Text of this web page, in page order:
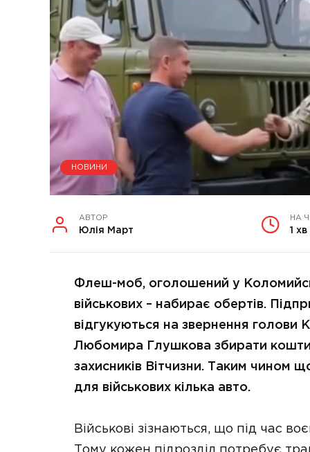
НОВИНИ
АВТОР
Юлія Март
НА
1 хв
Флеш-моб, оголошений у
військових – набирає обертів.
відгукуються на звернення голови
Любомира Глушкова збирати кошти
захисників Вітчизни. Таким чином
для військових кілька авто.
Військові зізнаються, що під час